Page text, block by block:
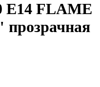
E14 FLAME
прозрачная